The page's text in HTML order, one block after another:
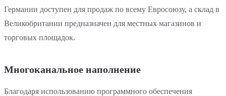
Германии доступен для продаж по всему Евросоюзу, а склад в
Великобритании предназначен для местных магазинов и
торговых площадок.
Многоканальное наполнение
Благодаря использованию программного обеспечения